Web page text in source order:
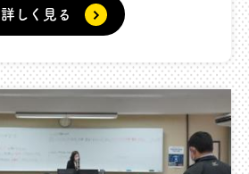
詳しく見る